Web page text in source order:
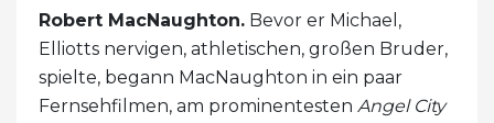
Robert MacNaughton. Bevor er Michael,
Elliotts nervigen, athletischen, großen Bruder,
spielte, begann MacNaughton in ein paar
Fernsehfilmen, am prominentesten Angel City